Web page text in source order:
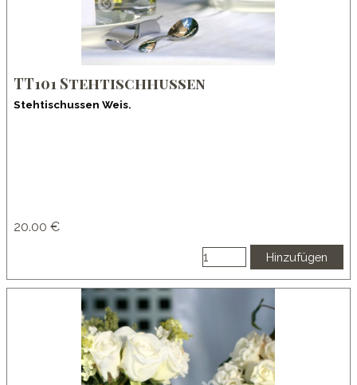
TT101 Stehtischhussen
Stehtischussen Weis.
20.00 €
Hinzufügen